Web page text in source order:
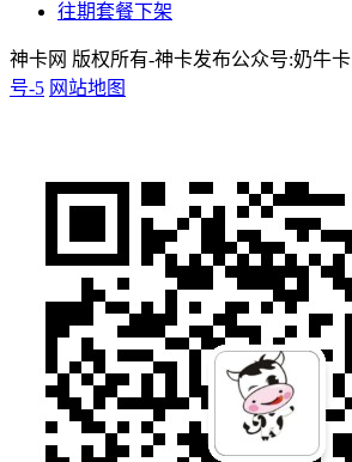
往期套餐下架
神卡网 版权所有-神卡发布公众号:奶牛卡
号-5 网站地图